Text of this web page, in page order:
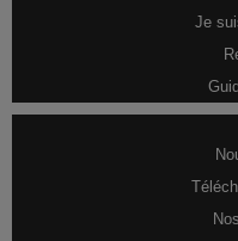
Je